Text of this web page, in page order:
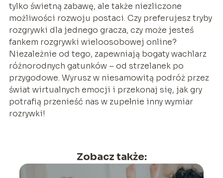
tylko świetną zabawę, ale także niezliczone
możliwości rozwoju postaci. Czy preferujesz tryby
rozgrywki dla jednego gracza, czy może jesteś
fankem rozgrywki wieloosobowej online?
Niezależnie od tego, zapewniają bogaty wachlarz
różnorodnych gatunków – od strzelanek po
przygodowe. Wyrusz w niesamowitą podróż przez
świat wirtualnych emocji i przekonaj się, jak gry
potrafią przenieść nas w zupełnie inny wymiar
rozrywki!
Zobacz także: